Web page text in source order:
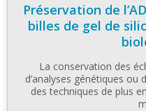
Préservation de
billes de gel de
La conservation des
d’analyses génétiques ou
des techniques de plus